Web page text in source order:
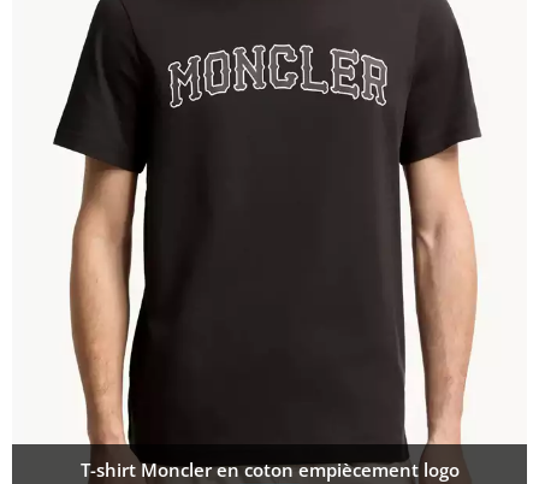
T-shirt Moncler en coton empiècement logo